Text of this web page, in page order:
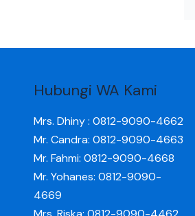
Hubungi WA Kami
Mrs. Dhiny : 0812-9090-4662
Mr. Candra: 0812-9090-4663
Mr. Fahmi: 0812-9090-4668
Mr. Yohanes: 0812-9090-
4669